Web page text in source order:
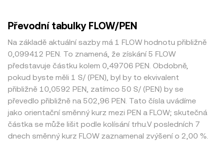
Převodní tabulky FLOW/PEN
Na základě aktuální sazby má 1 FLOW hodnotu přibližně
0,099412 PEN. To znamená, že získání 5 FLOW
představuje částku kolem 0,49706 PEN. Obdobně,
pokud byste měli 1 S/ (PEN), byl by to ekvivalent
přibližně 10,0592 PEN, zatímco 50 S/ (PEN) by se
převedlo přibližně na 502,96 PEN. Tato čísla uvádíme
jako orientační směnný kurz mezi PEN a FLOW; skutečná
částka se může lišit podle kolísání trhu.V posledních 7
dnech směnný kurz FLOW zaznamenal zvýšení o 2,00 %.